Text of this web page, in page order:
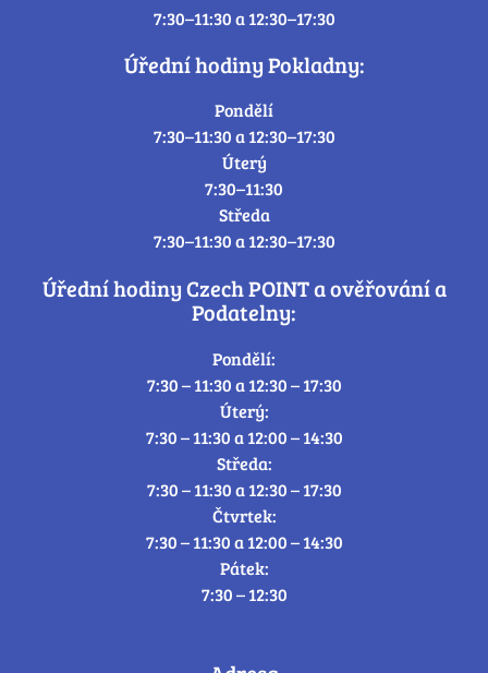
7:30–11:30 a 12:30–17:30
Úřední hodiny Pokladny:
Pondělí
7:30–11:30 a 12:30–17:30
Úterý
7:30–11:30
Středa
7:30–11:30 a 12:30–17:30
Úřední hodiny Czech POINT a ověřování a
Podatelny:
Pondělí:
7:30 – 11:30 a 12:30 – 17:30
Úterý:
7:30 – 11:30 a 12:00 – 14:30
Středa:
7:30 – 11:30 a 12:30 – 17:30
Čtvrtek:
7:30 – 11:30 a 12:00 – 14:30
Pátek:
7:30 – 12:30